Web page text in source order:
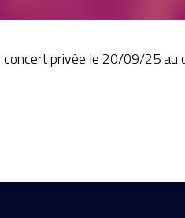
concert privée le 20/09/25